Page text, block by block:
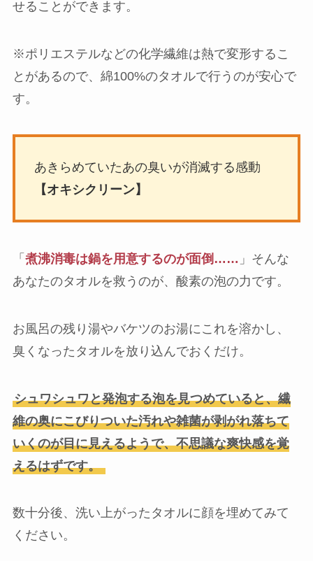
せることができます。
※ポリエステルなどの化学繊維は熱で変形するこ
とがあるので、綿100%のタオルで行うのが安心で
す。
あきらめていたあの臭いが消滅する感動
【オキシクリーン】
「 煮沸消毒は鍋を用意するのが面倒…… 」そんな
あなたのタオルを救うのが、酸素の泡の力です。
お風呂の残り湯やバケツのお湯にこれを溶かし、
臭くなったタオルを放り込んでおくだけ。
シュワシュワと発泡する泡を見つめていると、繊
維の奥にこびりついた汚れや雑菌が剥がれ落ちて
いくのが目に見えるようで、不思議な爽快感を覚
えるはずです。
数十分後、洗い上がったタオルに顔を埋めてみて
ください。